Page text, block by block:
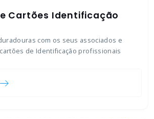
Cartões Identificação
com os seus associados e
de Identificação profissionais